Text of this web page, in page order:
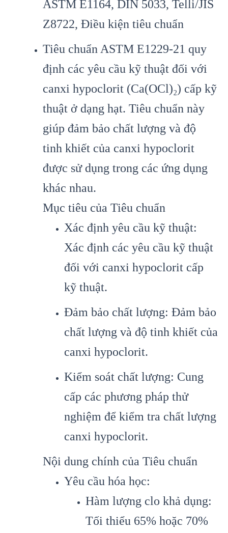
ASTM E1164, DIN 5033, Telli/JIS
Z8722, Điều kiện tiêu chuẩn
Tiêu chuẩn ASTM E1229-21 quy
định các yêu cầu kỹ thuật đối với
canxi hypoclorit (Ca(OCl)₂) cấp kỹ
thuật ở dạng hạt. Tiêu chuẩn này
giúp đảm bảo chất lượng và độ
tinh khiết của canxi hypoclorit
được sử dụng trong các ứng dụng
khác nhau.
Mục tiêu của Tiêu chuẩn
Xác định yêu cầu kỹ thuật:
Xác định các yêu cầu kỹ thuật
đối với canxi hypoclorit cấp
kỹ thuật.
Đảm bảo chất lượng: Đảm bảo
chất lượng và độ tinh khiết của
canxi hypoclorit.
Kiểm soát chất lượng: Cung
cấp các phương pháp thử
nghiệm để kiểm tra chất lượng
canxi hypoclorit.
Nội dung chính của Tiêu chuẩn
Yêu cầu hóa học:
Hàm lượng clo khả dụng:
Tối thiểu 65% hoặc 70%